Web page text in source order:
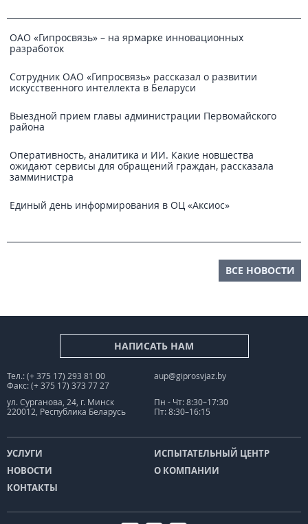
ОАО «Гипросвязь» – на ярмарке инновационных
разработок
Сотрудник ОАО «Гипросвязь» рассказал о развитии
искусственного интеллекта в Беларуси
Выездной прием главы администрации Первомайского
района
Оперативность, аналитика и ИИ. Какие новшества
ожидают сервисы для обращений граждан, рассказала
замминистра
Единый день информирования в ОЦ «Аксиос»
ВСЕ НОВОСТИ
НАПИСАТЬ НАМ
Тел.: (+ 375 17) 293 81 00
Факс: (+ 375 17) 373 77 27
aup@giprosvjaz.by
ул. Сурганова, 24, г. Минск
220012, Республика Беларусь
Пн - Чт: 8:30–17:30
Пт: 8:30–16:15
УСЛУГИ
ИСПЫТАТЕЛЬНЫЙ ЦЕНТР
НОВОСТИ
О КОМПАНИИ
КОНТАКТЫ